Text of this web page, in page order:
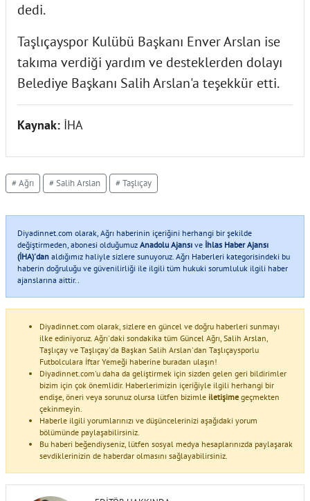
dedi.
Taşlıçayspor Kulübü Başkanı Enver Arslan ise
takıma verdiği yardım ve desteklerden dolayı
Belediye Başkanı Salih Arslan'a teşekkür etti.
Kaynak: İHA
# Ağrı # Salih Arslan # Taşlıçay
Diyadinnet.com olarak, Ağrı haberinin içeriğini herhangi bir şekilde
değiştirmeden, abonesi olduğumuz Anadolu Ajansı ve İhlas Haber Ajansı
(İHA)'dan aldığımız haliyle sizlere sunuyoruz. Ağrı Haberleri kategorisindeki bu
haberin doğruluğu ve güvenilirliği ile ilgili tüm hukuki sorumluluk ilgili haber
ajanslarına aittir..
Diyadinnet.com olarak, sizlere en güncel ve doğru haberleri sunmayı
ilke ediniyoruz. Ağrı'daki sondakika tüm Güncel Ağrı, Salih Arslan,
Taşlıçay ve Taşlıçay'da Başkan Salih Arslan'dan Taşlıçaysporlu
Futbolculara İftar Yemeği haberine buradan ulaşın!
Diyadinnet.com'u daha da geliştirmek için sizden gelen geri bildirimler
bizim için çok önemlidir. Haberlerimizin içeriğiyle ilgili herhangi bir
endişe, öneri veya sorunuz olursa lütfen bizimle iletişime geçmekten
çekinmeyin.
Haberle ilgili yorumlarınızı ve düşüncelerinizi aşağıdaki yorum
bölümünde paylaşabilirsiniz.
Bu haberi beğendiyseniz, lütfen sosyal medya hesaplarınızda paylaşarak
sevdiklerinizin de haberdar olmasını sağlayabilirsiniz.